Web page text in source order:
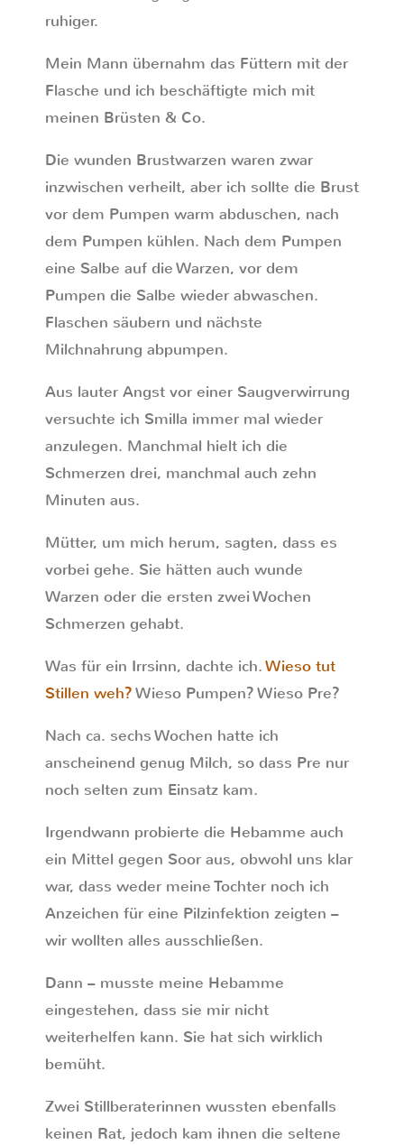
ruhiger.
Mein Mann übernahm das Füttern mit der
Flasche und ich beschäftigte mich mit
meinen Brüsten & Co.
Die wunden Brustwarzen waren zwar
inzwischen verheilt, aber ich sollte die Brust
vor dem Pumpen warm abduschen, nach
dem Pumpen kühlen. Nach dem Pumpen
eine Salbe auf die Warzen, vor dem
Pumpen die Salbe wieder abwaschen.
Flaschen säubern und nächste
Milchnahrung abpumpen.
Aus lauter Angst vor einer Saugverwirrung
versuchte ich Smilla immer mal wieder
anzulegen. Manchmal hielt ich die
Schmerzen drei, manchmal auch zehn
Minuten aus.
Mütter, um mich herum, sagten, dass es
vorbei gehe. Sie hätten auch wunde
Warzen oder die ersten zwei Wochen
Schmerzen gehabt.
Was für ein Irrsinn, dachte ich.Wieso tut
Stillen weh?Wieso Pumpen? Wieso Pre?
Nach ca. sechs Wochen hatte ich
anscheinend genug Milch, so dass Pre nur
noch selten zum Einsatz kam.
Irgendwann probierte die Hebamme auch
ein Mittel gegen Soor aus, obwohl uns klar
war, dass weder meine Tochter noch ich
Anzeichen für eine Pilzinfektion zeigten –
wir wollten alles ausschließen.
Dann – musste meine Hebamme
eingestehen, dass sie mir nicht
weiterhelfen kann. Sie hat sich wirklich
bemüht.
Zwei Stillberaterinnen wussten ebenfalls
keinen Rat, jedoch kam ihnen die seltene